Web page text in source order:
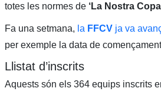
totes les normes de ‘La Nostra
Fa una setmana, la FFCV ja va
per exemple la data de
Llistat d’inscrits
Aquests són els 364 equips inscrits